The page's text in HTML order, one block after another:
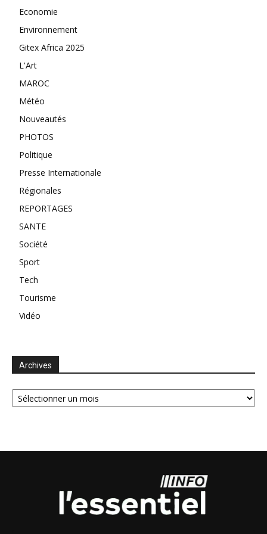
Economie
Environnement
Gitex Africa 2025
L'Art
MAROC
Météo
Nouveautés
PHOTOS
Politique
Presse Internationale
Régionales
REPORTAGES
SANTE
Société
Sport
Tech
Tourisme
Vidéo
Archives
Archives